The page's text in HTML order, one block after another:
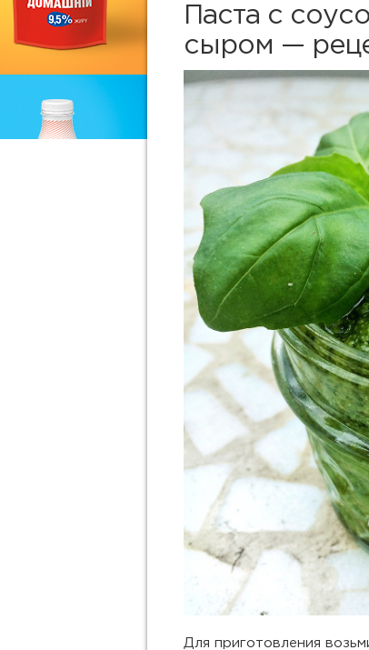
Паста с
сыром —
Для приготовления